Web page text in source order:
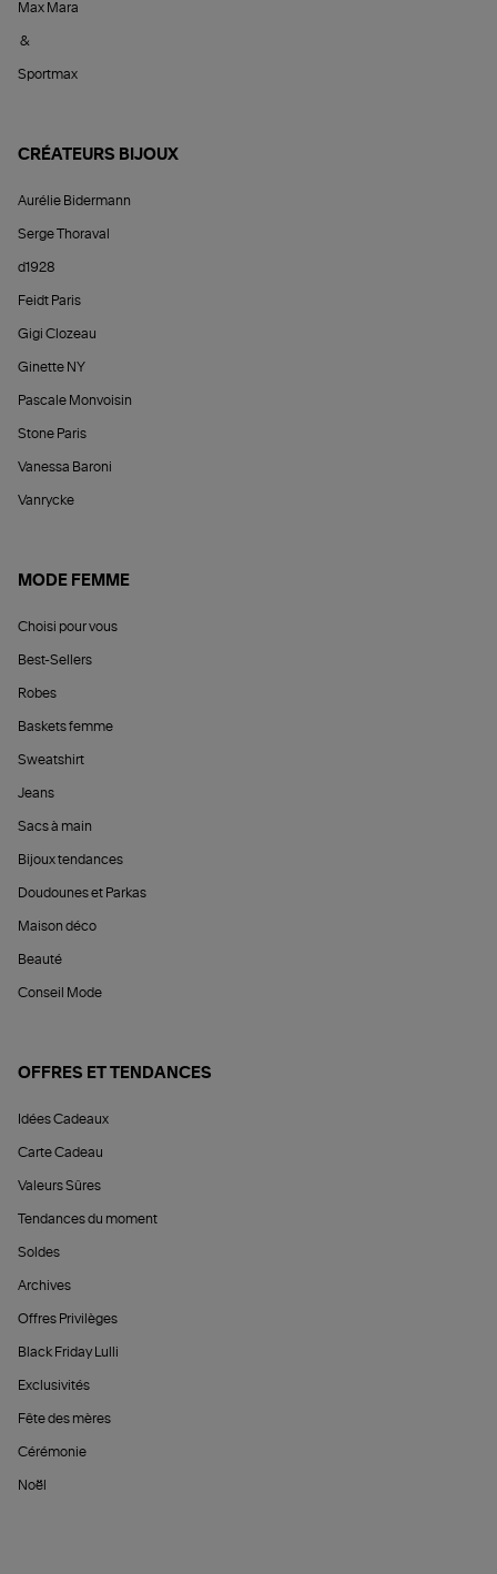
Max Mara
&
Sportmax
CRÉATEURS BIJOUX
Aurélie Bidermann
Serge Thoraval
d1928
Feidt Paris
Gigi Clozeau
Ginette NY
Pascale Monvoisin
Stone Paris
Vanessa Baroni
Vanrycke
MODE FEMME
Choisi pour vous
Best-Sellers
Robes
Baskets femme
Sweatshirt
Jeans
Sacs à main
Bijoux tendances
Doudounes et Parkas
Maison déco
Beauté
Conseil Mode
OFFRES ET TENDANCES
Idées Cadeaux
Carte Cadeau
Valeurs Sûres
Tendances du moment
Soldes
Archives
Offres Privilèges
Black Friday Lulli
Exclusivités
Fête des mères
Cérémonie
Noël